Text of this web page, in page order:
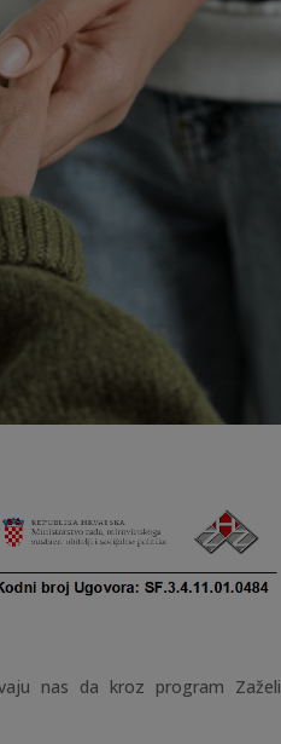
nas da kroz program Zaželi